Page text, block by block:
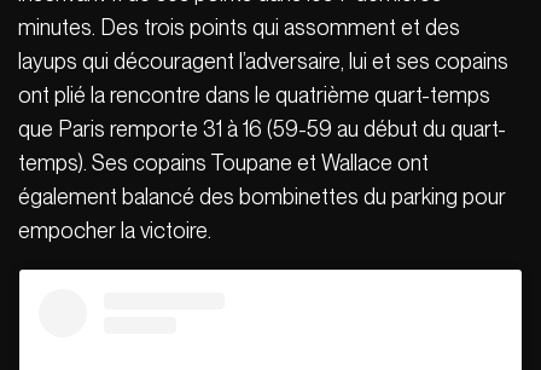
minutes. Des trois points qui assomment et des
layups qui découragent l’adversaire, lui et ses copains
ont plié la rencontre dans le quatrième quart-temps
que Paris remporte 31 à 16 (59-59 au début du quart-
temps). Ses copains Toupane et Wallace ont
également balancé des bombinettes du parking pour
empocher la victoire.